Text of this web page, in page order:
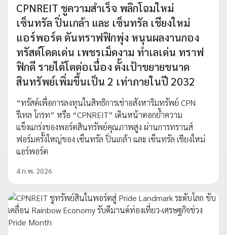
CPNREIT ชูความสำเร็จ พลิกโฉมใหม่
เซ็นทรัล ปิ่นเกล้า และ เซ็นทรัล เชียงใหม่
แอร์พอร์ต ดันทราฟฟิกพุ่ง หนุนผลงานกอง
ทรัสต์โดดเด่น เพชรเม็ดงาม ทำเลเด่น ทราฟ
ฟิกดี รายได้โตต่อเนื่อง ตั้งเป้าขยายขนาด
สินทรัพย์เพิ่มขึ้นเป็น 2 เท่าภายในปี 2032
“ทรัสต์เพื่อการลงทุนในสิทธิการเช่าอสังหาริมทรัพย์ CPN
รีเทล โกรท” หรือ “CPNREIT” เดินหน้าตอกย้ำความ
แข็งแกร่งของพอร์ตสินทรัพย์คุณภาพสูง ผ่านการทรานส์
ฟอร์มครั้งใหญ่ของ เซ็นทรัล ปิ่นเกล้า และ เซ็นทรัล เชียงใหม่
แอร์พอร์ต
4 ก.พ. 2026